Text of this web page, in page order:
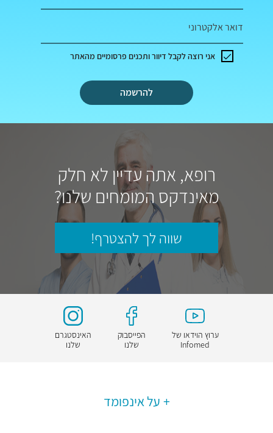
דואר אלקטרוני
להרשמה
אני רוצה לקבל דיוור ותכנים פרסומיים מהאתר
רופא, אתה עדיין לא חלק
מאינדקס המומחים שלנו?
שווה לך להצטרף!
ערוץ הוידאו של
Infomed
הפייסבוק
שלנו
האינסטגרם
שלנו
על אינפומד